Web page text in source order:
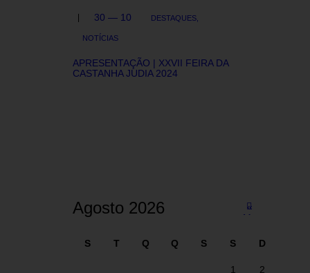
30 — 10 DESTAQUES,
NOTÍCIAS
APRESENTAÇÃO | XXVII FEIRA DA
CASTANHA JUDIA 2024
Agosto 2026
S T Q Q S S D
1 2
«
Ma